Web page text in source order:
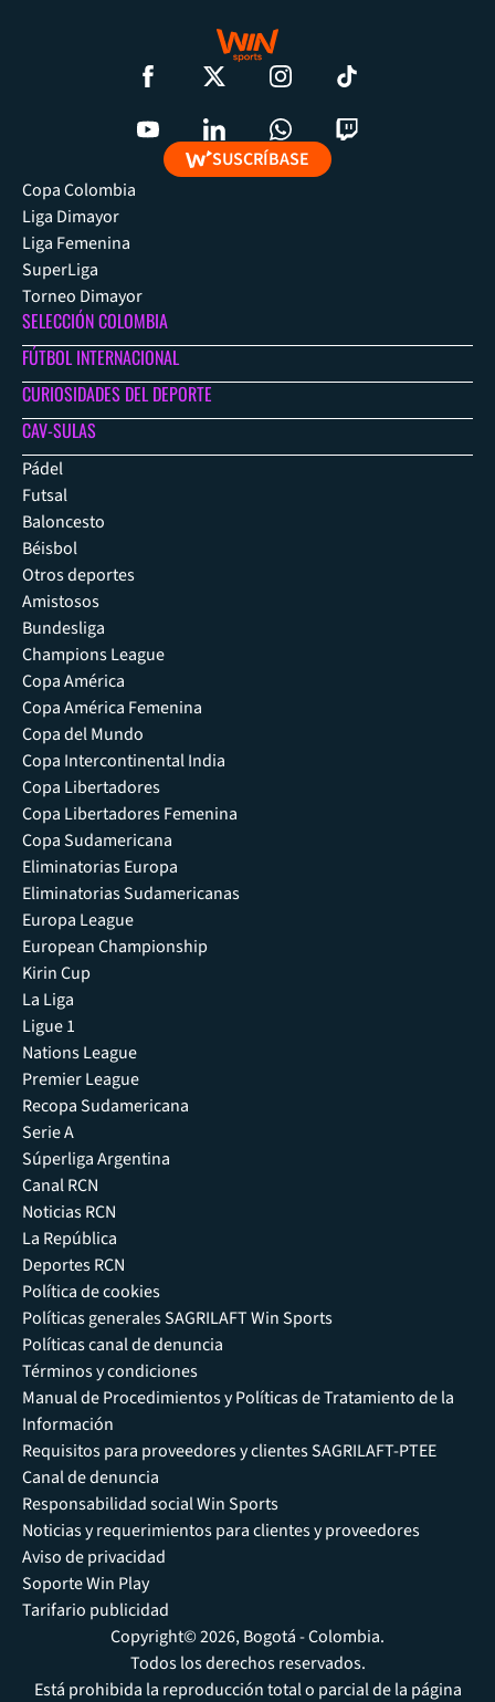
SUSCRÍBASE
Copa Colombia
Liga Dimayor
Liga Femenina
SuperLiga
Torneo Dimayor
SELECCIÓN COLOMBIA
FÚTBOL INTERNACIONAL
CURIOSIDADES DEL DEPORTE
CAV-SULAS
Pádel
Futsal
Baloncesto
Béisbol
Otros deportes
Amistosos
Bundesliga
Champions League
Copa América
Copa América Femenina
Copa del Mundo
Copa Intercontinental India
Copa Libertadores
Copa Libertadores Femenina
Copa Sudamericana
Eliminatorias Europa
Eliminatorias Sudamericanas
Europa League
European Championship
Kirin Cup
La Liga
Ligue 1
Nations League
Premier League
Recopa Sudamericana
Serie A
Súperliga Argentina
Canal RCN
Noticias RCN
La República
Deportes RCN
Política de cookies
Políticas generales SAGRILAFT Win Sports
Políticas canal de denuncia
Términos y condiciones
Manual de Procedimientos y Políticas de Tratamiento de la
Información
Requisitos para proveedores y clientes SAGRILAFT-PTEE
Canal de denuncia
Responsabilidad social Win Sports
Noticias y requerimientos para clientes y proveedores
Aviso de privacidad
Soporte Win Play
Tarifario publicidad
Copyright© 2026, Bogotá - Colombia.
Todos los derechos reservados.
Está prohibida la reproducción total o parcial de la página